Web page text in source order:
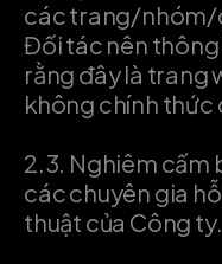
các trang/nhóm/
Đối tác nên
rằng đây là
không chính
2.3. Nghiêm cấm
các chuyên gia
thuật của Công ty.